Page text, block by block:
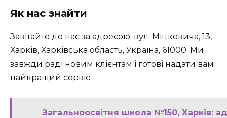
Як нас знайти
Завітайте до нас за адресою: вул. Міцкевича, 13,
Харків, Харківська область, Україна, 61000. Ми
завжди раді новим клієнтам і готові надати вам
найкращий сервіс.
Загальноосвітня школа №150, Харків: